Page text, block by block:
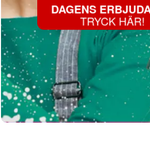
DAGENS
TRYCK HÄR!